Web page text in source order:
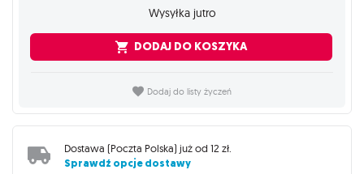
Wysyłka jutro
DODAJ DO KOSZYKA
Dodaj do listy życzeń
Dostawa (Poczta Polska) już od 12 zł
Sprawdź opcje dostawy